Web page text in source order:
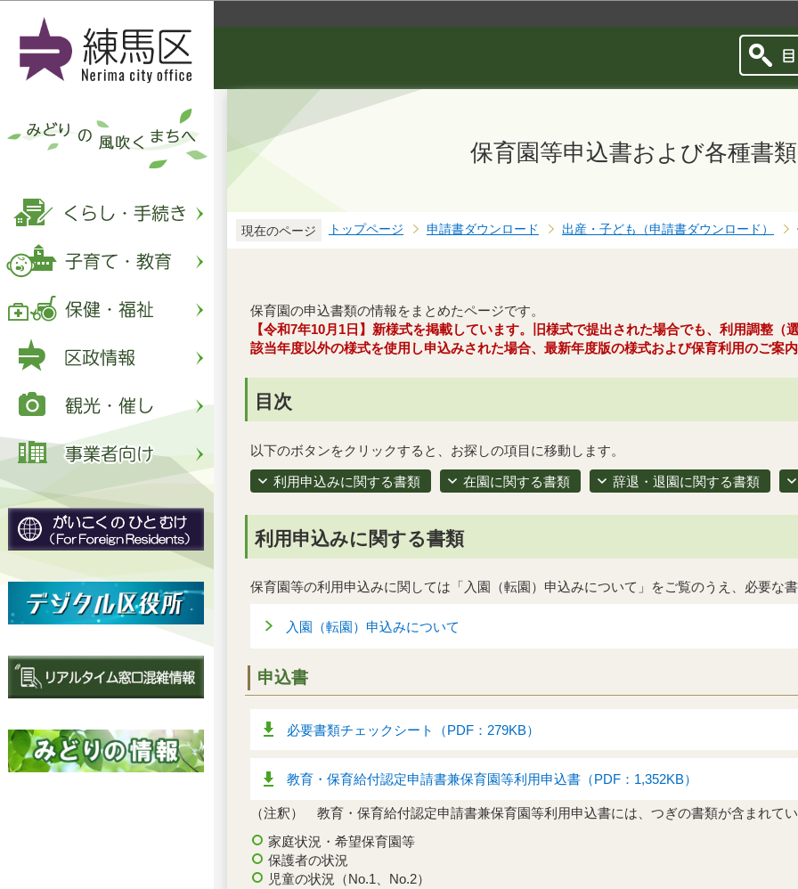
保育園等申込書および各種書
現在のページ トップページ 申請書ダウンロード 出産・子ども（申請書ダウンロード）
保育園の申込書類の情報をまとめたページです。
【令和7年10月1日】新様式を掲載しています。旧様式で提出された場合でも、利用調整
該当年度以外の様式を使用し申込みされた場合、最新年度版の様式および保育利用のご案
目次
以下のボタンをクリックすると、お探しの項目に移動します。
利用申込みに関する書類 在園に関する書類 辞退・退園に関する書類
利用申込みに関する書類
保育園等の利用申込みに関しては「入園（転園）申込みについて」をご覧のうえ、必要な
入園（転園）申込みについて
申込書
必要書類チェックシート（PDF：279KB）
教育・保育給付認定申請書兼保育園等利用申込書（PDF：1,352KB）
（注釈） 教育・保育給付認定申請書兼保育園等利用申込書には、つぎの書類が含まれて
家庭状況・希望保育園等
保護者の状況
児童の状況（No.1、No.2）